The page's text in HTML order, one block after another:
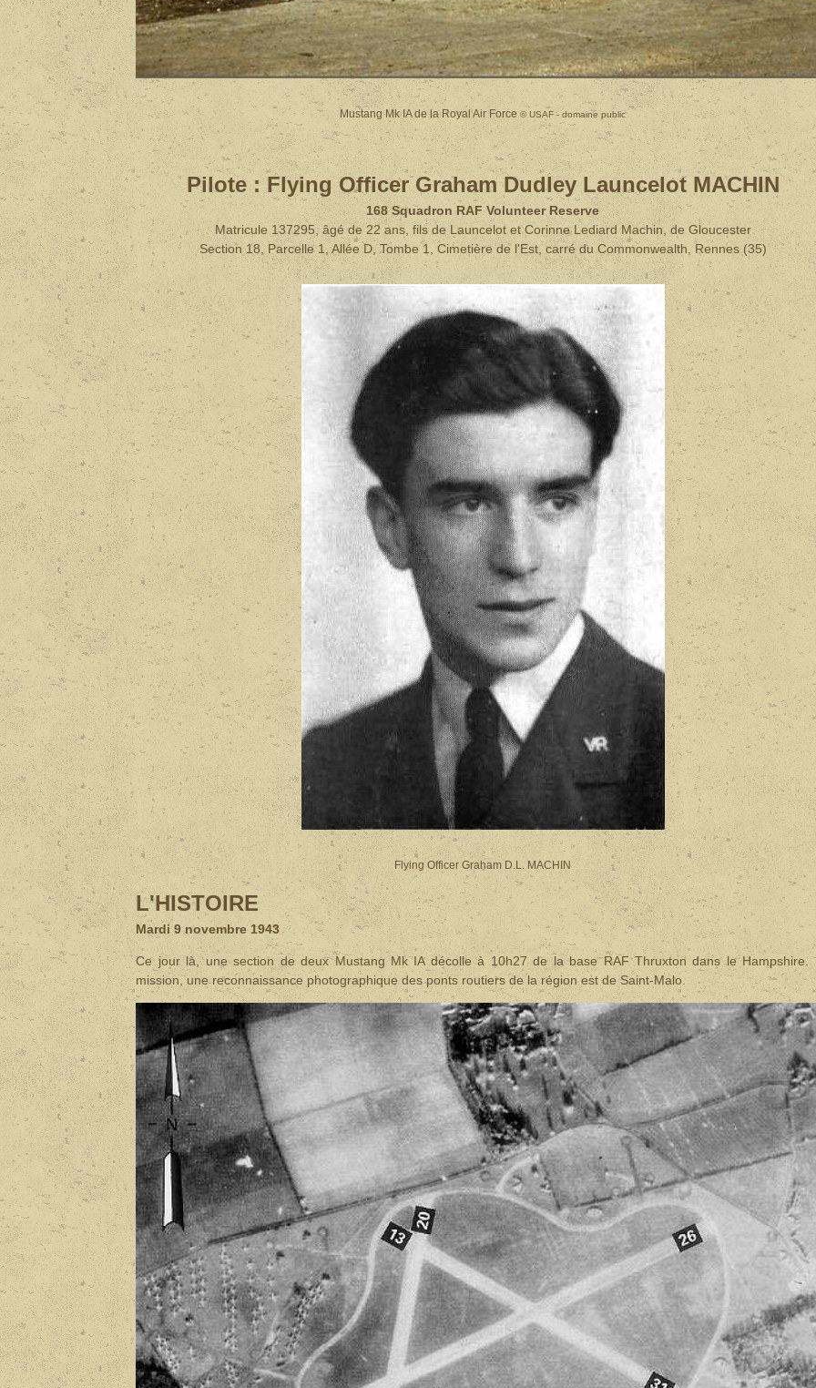
Mustang Mk IA de la Royal Air Force© USAF - domaine public
Pilote :Flying Officer Graham Dudley Launcelot MACHIN
168 Squadron RAF Volunteer Reserve
Matricule 137295, âgé de 22 ans, fils de Launcelot et Corinne Lediard Machin, de Gloucester
Section 18, Parcelle 1, Allée D, Tombe 1, Cimetière de l'Est, carré du Commonwealth, Rennes (35)
Flying Officer Graham D.L. MACHIN
L'HISTOIRE
Mardi 9 novembre 1943
Ce jour là, une section de deux Mustang Mk IA décolle à 10h27 de la base RAF Thruxton dans le Hampshire.
mission, une reconnaissance photographique des ponts routiers de la région est de Saint-Malo.